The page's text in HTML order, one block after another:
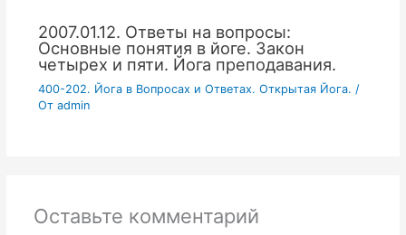
2007.01.12. Ответы на вопросы:
Основные понятия в йоге. Закон
четырех и пяти. Йога преподавания.
400-202. Йога в Вопросах и Ответах. Открытая Йога. /
От admin
Оставьте комментарий